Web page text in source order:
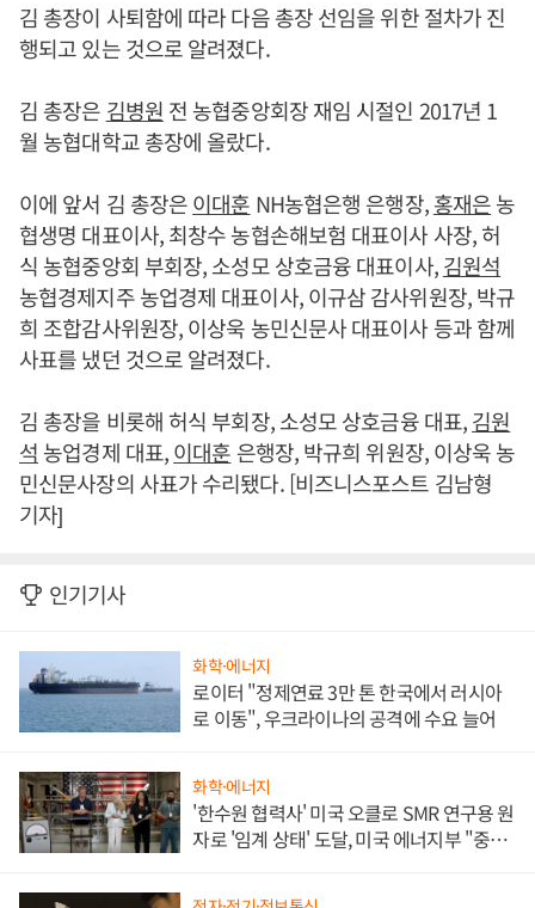
김 총장이 사퇴함에 따라 다음 총장 선임을 위한 절차가 진
행되고 있는 것으로 알려졌다.
김 총장은 김병원 전 농협중앙회장 재임 시절인 2017년 1
월 농협대학교 총장에 올랐다.
이에 앞서 김 총장은이대훈 NH농협은행 은행장,홍재은농
협생명 대표이사, 최창수 농협손해보험 대표이사 사장, 허
식 농협중앙회 부회장, 소성모 상호금융 대표이사,김원석
농협경제지주 농업경제 대표이사, 이규삼 감사위원장, 박규
희 조합감사위원장, 이상욱 농민신문사 대표이사 등과 함께
사표를 냈던 것으로 알려졌다.
김 총장을 비롯해 허식 부회장, 소성모 상호금융 대표,김원
석 농업경제 대표,이대훈 은행장, 박규희 위원장, 이상욱 농
민신문사장의 사표가 수리됐다. [비즈니스포스트 김남형
기자]
인기기사
화학·에너지
로이터 "정제연료 3만 톤 한국에서 러시아
로 이동", 우크라이나의 공격에 수요 늘어
화학·에너지
'한수원 협력사' 미국 오클로 SMR 연구용 원
자로 '임계 상태' 도달, 미국 에너지부 "중요